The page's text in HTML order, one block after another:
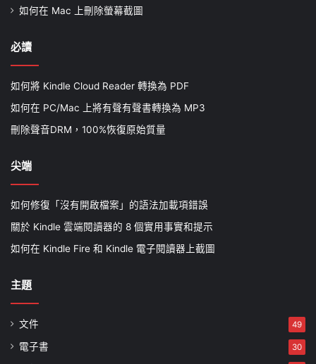
如何在 Mac 上刪除螢幕截圖
必讀
如何將 Kindle Cloud Reader 轉換為 PDF
如何在 PC/Mac 上將有聲有聲書轉換為 MP3
刪除聲音DRM，100%恢復原始質量
尖端
如何修復「沒有開啟檔案」的語法加載項錯誤
關於 Kindle 雲端閱讀器的 8 個實用事實和提示
如何在 Kindle Fire 和 Kindle 電子閱讀器上截圖
主題
文件 49
電子書 30